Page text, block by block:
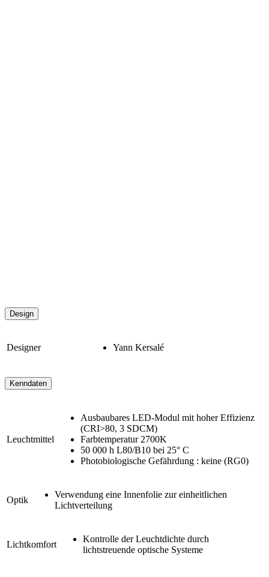
Design
Designer Yann Kersalé
Kenndaten
Leuchtmittel
Ausbaubares LED-Modul mit hoher Effizienz
(CRI>80, 3 SDCM)
Farbtemperatur 2700K
50 000 h L80/B10 bei 25° C
Photobiologische Gefährdung : keine (RG0)
Optik
Verwendung eine Innenfolie zur einheitlichen
Lichtverteilung
Lichtkomfort
Kontrolle der Leuchtdichte durch
lichtstreuende optische Systeme